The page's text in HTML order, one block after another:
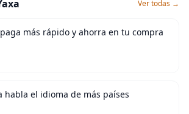
Ver todas →
más rápido y ahorra en tu compra
habla el idioma de más países